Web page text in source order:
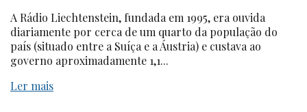
A Rádio Liechtenstein, fundada em 1995, era ouvida
diariamente por cerca de um quarto da população do
país (situado entre a Suíça e a Áustria) e custava ao
governo aproximadamente 1,1...
Ler mais